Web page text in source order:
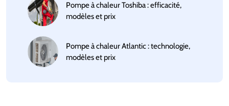
Pompe à chaleur Toshiba : efficacité,
modèles et prix
Pompe à chaleur Atlantic : technologie,
modèles et prix